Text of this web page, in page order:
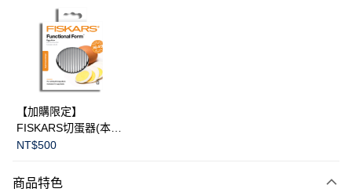
3 期 0 利率 每期
合作金庫商業銀行
華南商業銀行
上海商業儲蓄銀行
國泰世華商業銀行
臺灣中小企業銀行
匯豐（台灣）商業銀行
聯邦商業銀行
元大商業銀行
台新國際商業銀行
LINE Pay
Apple Pay
運送方式
黑貓宅急便
【加購限定】
FISKARS切蛋器(本商
品不提供破損保證)
NT$500
商品特色